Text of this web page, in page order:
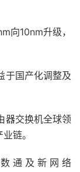
向10nm升级，
于国产化调整及
器交换机全球领
链。
通及新网络